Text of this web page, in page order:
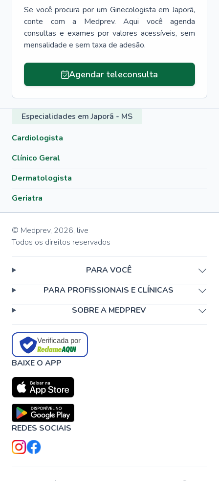
Se você procura por um Ginecologista em Japorã,
conte com a Medprev. Aqui você agenda
consultas e exames por valores acessíveis, sem
mensalidade e sem taxa de adesão.
Agendar teleconsulta
Especialidades em Japorã - MS
Cardiologista
Clínico Geral
Dermatologista
Geriatra
© Medprev, 2026, live
Todos os direitos reservados
PARA VOCÊ
PARA PROFISSIONAIS E CLÍNICAS
SOBRE A MEDPREV
Verificada por
BAIXE O APP
REDES SOCIAIS